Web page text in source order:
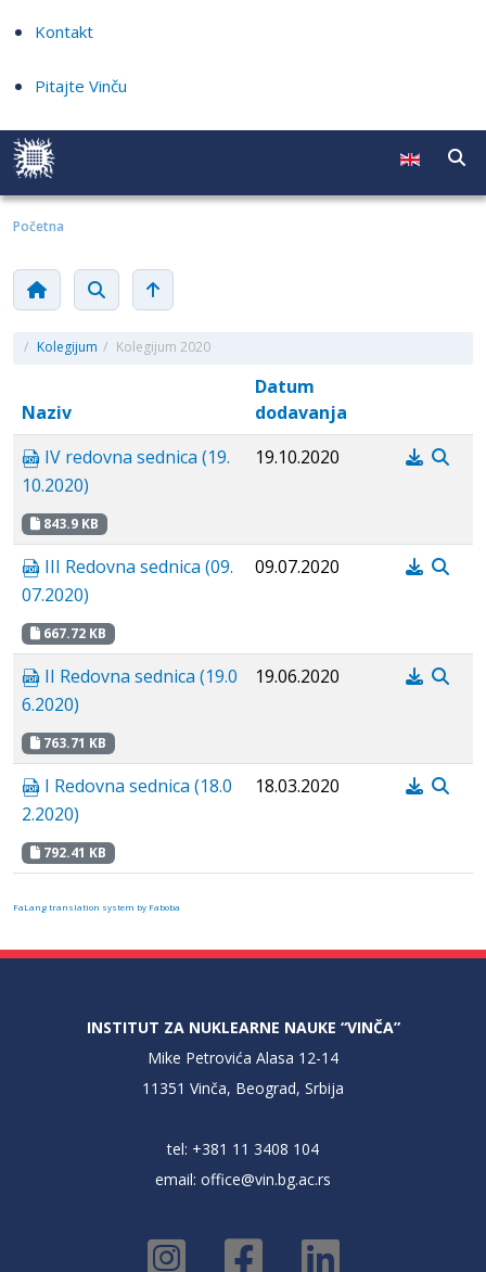
Kontakt
Pitajte Vinču
Početna
/ Kolegijum / Kolegijum 2020
Naziv
Datum
dodavanja
IV redovna sednica (19.
10.2020)
843.9 KB
19.10.2020
III Redovna sednica (09.
07.2020)
667.72 KB
09.07.2020
II Redovna sednica (19.0
6.2020)
763.71 KB
19.06.2020
I Redovna sednica (18.0
2.2020)
792.41 KB
18.03.2020
FaLang translation system by Faboba
INSTITUT ZA NUKLEARNE NAUKE “VINČA”
Mike Petrovića Alasa 12-14
11351 Vinča, Beograd, Srbija
tel: +381 11 3408 104
email: office@vin.bg.ac.rs